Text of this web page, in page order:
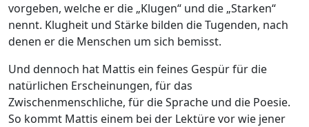
vorgeben, welche er die „Klugen“ und die „Starken“
nennt. Klugheit und Stärke bilden die Tugenden, nach
denen er die Menschen um sich bemisst.
Und dennoch hat Mattis ein feines Gespür für die
natürlichen Erscheinungen, für das
Zwischenmenschliche, für die Sprache und die Poesie.
So kommt Mattis einem bei der Lektüre vor wie jener